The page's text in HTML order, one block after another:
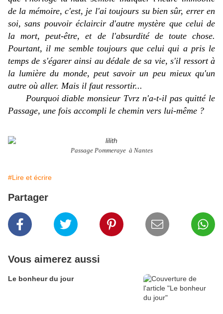
de la mémoire, c'est, je l'ai toujours su bien sûr, errer en
soi, sans pouvoir éclaircir d'autre mystère que celui de
la mort, peut-être, et de l'absurdité de toute chose.
Pourtant, il me semble toujours que celui qui a pris le
temps de s'égarer ainsi au dédale de sa vie, s'il ressort à
la lumière du monde, peut savoir un peu mieux qu'un
autre où aller. Mais il faut ressortir...
Pourquoidiable monsieur Tvrz n'a-t-il pas quitté le
Passage, une fois accompli le chemin vers lui-même ?
Passage Pommeraye à Nantes
#Lire et écrire
Partager
Vous aimerez aussi
Le bonheur du jour